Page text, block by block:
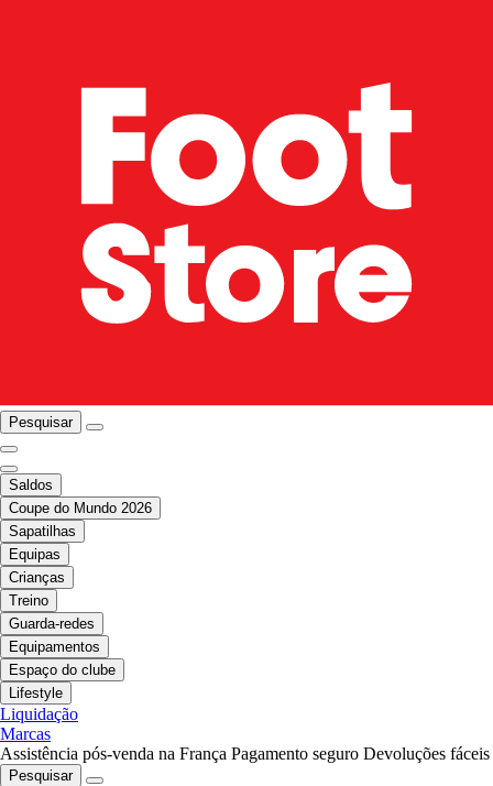
Pesquisar
Saldos
Coupe do Mundo 2026
Sapatilhas
Equipas
Crianças
Treino
Guarda-redes
Equipamentos
Espaço do clube
Lifestyle
Liquidação
Marcas
Assistência pós-venda na França Pagamento seguro Devoluções fáceis
Pesquisar